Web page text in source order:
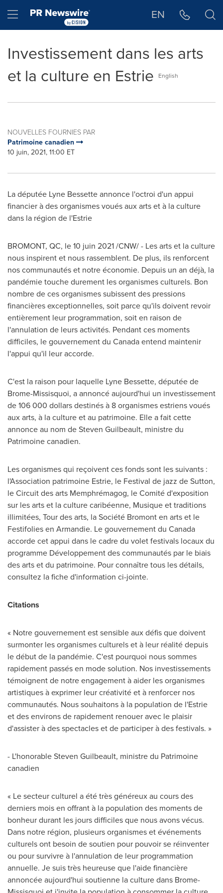
Hamburger menu EN
Investissement dans les arts
et la culture en Estrie
English
NOUVELLES FOURNIES PAR
Patrimoine canadien
10 juin, 2021, 11:00 ET
La députée Lyne Bessette annonce l'octroi d'un appui
financier à des organismes voués aux arts et à la culture
dans la région de l'Estrie
BROMONT, QC, le 10 juin 2021 /CNW/ - Les arts et la culture
nous inspirent et nous rassemblent. De plus, ils renforcent
nos communautés et notre économie. Depuis un an déjà, la
pandémie touche durement les organismes culturels. Bon
nombre de ces organismes subissent des pressions
financières exceptionnelles, soit parce qu'ils doivent revoir
entièrement leur programmation, soit en raison de
l'annulation de leurs activités. Pendant ces moments
difficiles, le gouvernement du Canadaentend maintenir
l'appui qu'il leur accorde.
C'est la raison pour laquelle Lyne Bessette, députée de
Brome-Missisquoi, a annoncé aujourd'hui un investissement
de 106 000 dollars destinés à 8 organismes estriens voués
aux arts, à la culture et au patrimoine. Elle a fait cette
annonce au nom deSteven Guilbeault, ministre du
Patrimoine canadien.
Les organismes qui reçoivent ces fonds sont les suivants :
l'Association patrimoine Estrie, le Festival de jazz deSutton,
le Circuit des arts Memphrémagog, le Comité d'exposition
sur les arts et la culture caribéenne, Musique et traditions
illimitées, Tour des arts, la Société Bromonten arts et le
Festifolies en Armandie. Le gouvernement du Canada
accorde cet appui dans le cadre du volet festivals locaux du
programme Développement des communautés par le biais
des arts et du patrimoine. Pour connaître tous les détails,
consultez la fiche d'information ci-jointe.
Citations
« Notre gouvernement est sensible aux défis que doivent
surmonter les organismes culturels et à leur réalité depuis
le début de la pandémie. C'est pourquoi nous sommes
rapidement passés en mode solution. Nos investissements
témoignent de notre engagement à aider les organismes
artistiques à exprimer leur créativité et à renforcer nos
communautés. Nous souhaitons à la population de l'Estrie
et des environs de rapidement renouer avec le plaisir
d'assister à des spectacles et de participer à des festivals. »
- L'honorableSteven Guilbeault, ministre du Patrimoine
canadien
« Le secteur culturel a été très généreux au cours des
derniers mois en offrant à la population des moments de
bonheur durant les jours difficiles que nous avons vécus.
Dans notre région, plusieurs organismes et événements
culturels ont besoin de soutien pour pouvoir se réinventer
ou pour survivre à l'annulation de leur programmation
annuelle. Je suis très heureuse que l'aide financière
annoncée aujourd'hui soutienne la culture dans Brome-